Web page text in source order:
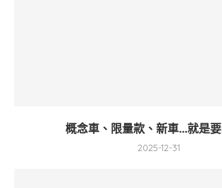
概念車、限量款、新車…就是
2025-12-31